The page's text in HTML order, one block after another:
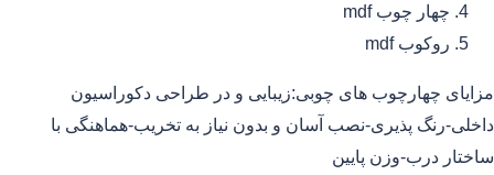
چهار چوب mdf
روکوب mdf
مزایای چهارچوب های چوبی:زیبایی و در طراحی دکوراسیون
داخلی-رنگ پذیری-نصب آسان و بدون نیاز به تخریب-هماهنگی با
ساختار درب-وزن پایین